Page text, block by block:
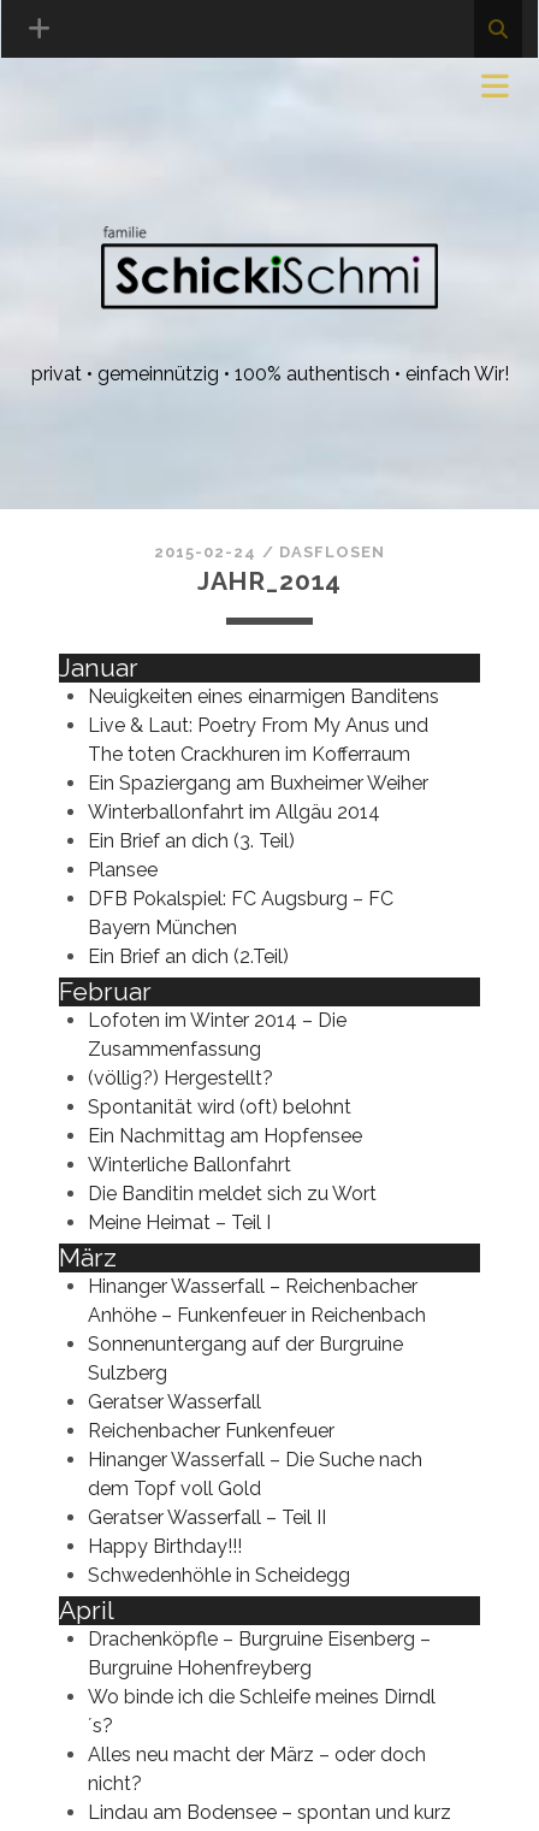
privat • gemeinnützig • 100% authentisch • einfach Wir!
2015-02-24 / DASFLOSEN
JAHR_2014
Januar
Neuigkeiten eines einarmigen Banditens
Live & Laut: Poetry From My Anus und
The toten Crackhuren im Kofferraum
Ein Spaziergang am Buxheimer Weiher
Winterballonfahrt im Allgäu 2014
Ein Brief an dich (3. Teil)
Plansee
DFB Pokalspiel: FC Augsburg – FC
Bayern München
Ein Brief an dich (2.Teil)
Februar
Lofoten im Winter 2014 – Die
Zusammenfassung
(völlig?) Hergestellt?
Spontanität wird (oft) belohnt
Ein Nachmittag am Hopfensee
Winterliche Ballonfahrt
Die Banditin meldet sich zu Wort
Meine Heimat – Teil I
März
Hinanger Wasserfall – Reichenbacher
Anhöhe – Funkenfeuer in Reichenbach
Sonnenuntergang auf der Burgruine
Sulzberg
Geratser Wasserfall
Reichenbacher Funkenfeuer
Hinanger Wasserfall – Die Suche nach
dem Topf voll Gold
Geratser Wasserfall – Teil II
Happy Birthday!!!
Schwedenhöhle in Scheidegg
April
Drachenköpfle – Burgruine Eisenberg –
Burgruine Hohenfreyberg
Wo binde ich die Schleife meines Dirndl
´s?
Alles neu macht der März – oder doch
nicht?
Lindau am Bodensee – spontan und kurz